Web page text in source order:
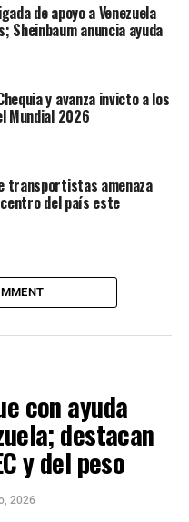
de apoyo a Venezuela
anuncia ayuda
y avanza invicto a los
Mundial 2026
transportistas amenaza
del país este
con ayuda
destacan
y del peso
2026